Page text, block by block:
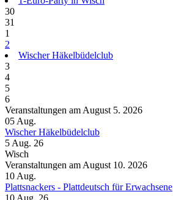
30
31
1
2
Wischer Häkelbüdelclub
3
4
5
6
Veranstaltungen am August 5. 2026
05 Aug.
Wischer Häkelbüdelclub
5 Aug. 26
Wisch
Veranstaltungen am August 10. 2026
10 Aug.
Plattsnackers - Plattdeutsch für Erwachsene